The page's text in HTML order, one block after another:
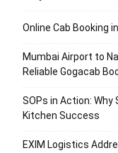
Online Cab Booking
Mumbai Airport to
Reliable Gogacab
SOPs in Action:
Kitchen Success
EXIM Logistics